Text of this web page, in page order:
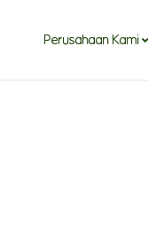
Perusahaan Kami